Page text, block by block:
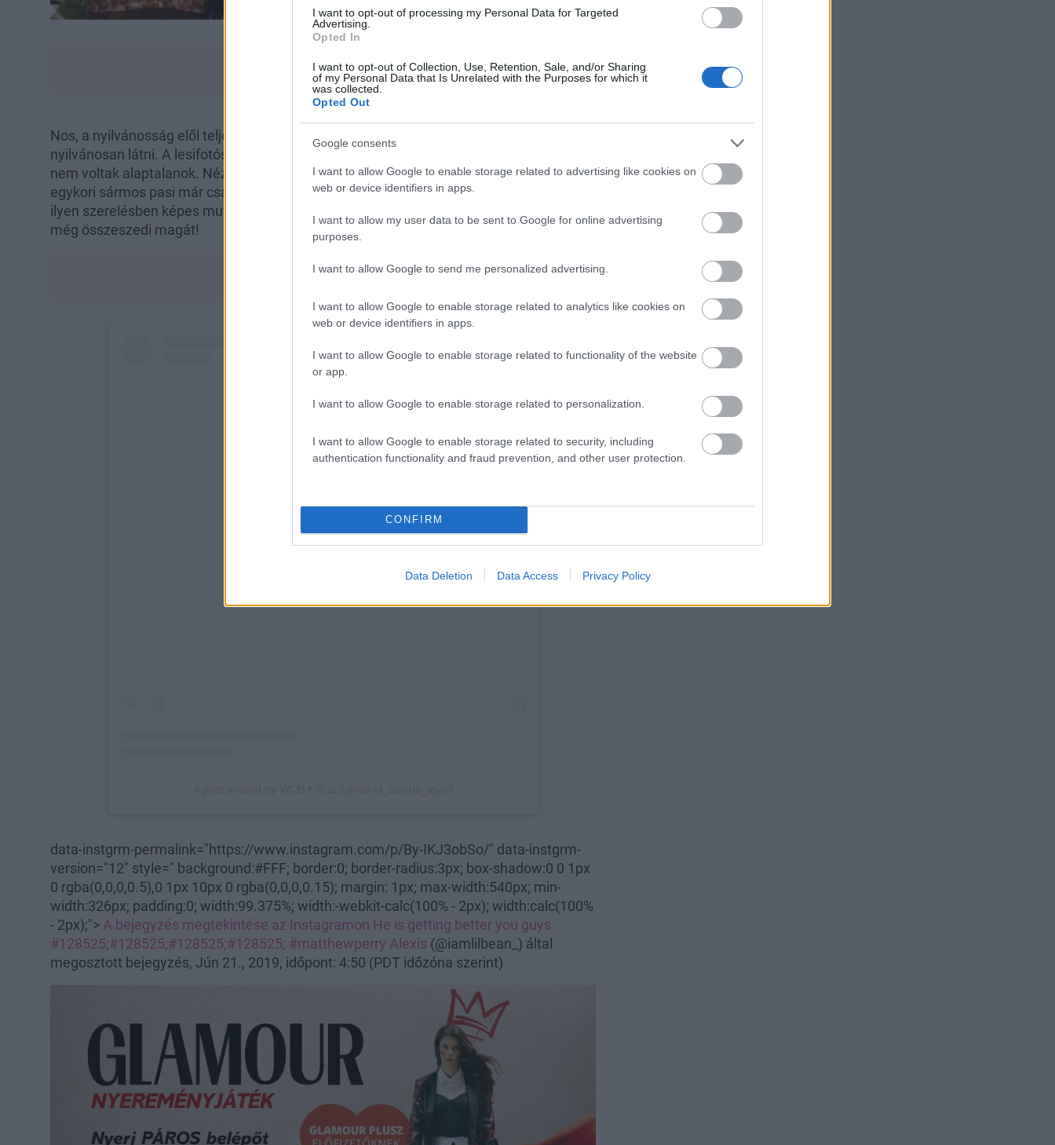
I want to opt-out of processing my Personal Data for Targeted
Advertising.
Opted In
I want to opt-out of Collection, Use, Retention, Sale, and/or Sharing
of my Personal Data that Is Unrelated with the Purposes for which it
was collected.
Opted Out
Google consents
I want to allow Google to enable storage related to advertising like cookies on
web or device identifiers in apps.
I want to allow my user data to be sent to Google for online advertising
purposes.
I want to allow Google to send me personalized advertising.
I want to allow Google to enable storage related to analytics like cookies on
web or device identifiers in apps.
I want to allow Google to enable storage related to functionality of the website
or app.
I want to allow Google to enable storage related to personalization.
I want to allow Google to enable storage related to security, including
authentication functionality and fraud prevention, and other user protection.
CONFIRM
Data Deletion Data Access Privacy Policy
Nos, a nyilvánosság elől teljesen elrejtőző színészt most, lassan két év után lehetett
nyilvánosan látni. A lesifotósok képei alapján pedig nagyon úgy néz ki, hogy a pletykák
nem voltak alaptalanok. Nézni is fájdalmas, a sztár idén lesz ötvenéves, és sajnos az
egykori sármos pasi már csak árnyéka önmagának. Az pedig egészen hihetetlen, hogy
ilyen szerelésben képes mutatkozni az utcán. Mi reménykedünk benne, hogy egyszer
még összeszedi magát!
data-instgrm-permalink="https://www.instagram.com/p/By-IKJ3obSo/" data-instgrm-
version="12" style=" background:#FFF; border:0; border-radius:3px; box-shadow:0 0 1px
0 rgba(0,0,0,0.5),0 1px 10px 0 rgba(0,0,0,0.15); margin: 1px; max-width:540px; min-
width:326px; padding:0; width:99.375%; width:-webkit-calc(100% - 2px); width:calc(100%
- 2px);"> A bejegyzés megtekintése az Instagramon He is getting better you guys
#128525;#128525;#128525;#128525; #matthewperry Alexis (@iamlilbean_) által
megosztott bejegyzés, Jún 21., 2019, időpont: 4:50 (PDT időzóna szerint)